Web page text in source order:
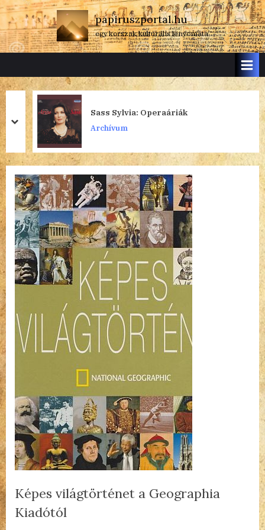
Skip
to
content
papiruszportal.hu
egy korszak kulturális lenyomata
Sass Sylvia: Operaáriák
Archívum
prev
next
Képes világtörténet a Geographia
Kiadótól